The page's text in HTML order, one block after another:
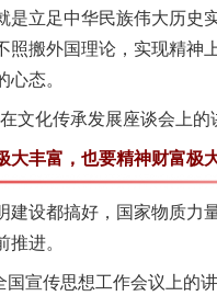
足中华民族伟大历史
照搬外国理论，实现精神
态。
化传承发展座谈会上的
丰富，也要精神财富极
都搞好，国家物质力
进。
传思想工作会议上的